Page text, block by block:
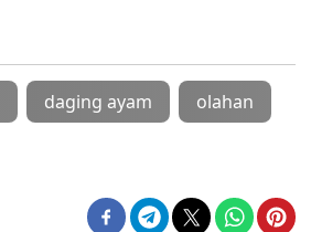
daging ayam olahan